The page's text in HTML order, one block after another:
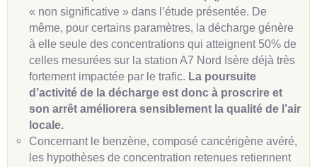
« non significative » dans l’étude présentée. De
même, pour certains paramètres, la décharge génère
à elle seule des concentrations qui atteignent 50% de
celles mesurées sur la station A7 Nord Isère déjà très
fortement impactée par le trafic. La poursuite
d’activité de la décharge est donc à proscrire et
son arrêt améliorera sensiblement la qualité de l’air
locale.
Concernant le benzène, composé cancérigène avéré,
les hypothèses de concentration retenues retiennent